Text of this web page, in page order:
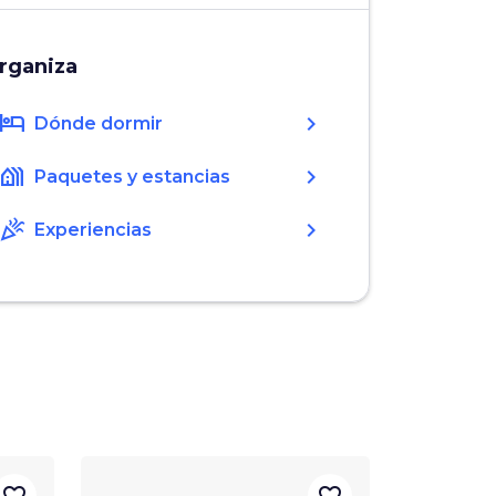
hotel Dónde dormir chevron_right
holiday_village Paquetes y estancias chevron_right
celebration Experiencias chevron_right